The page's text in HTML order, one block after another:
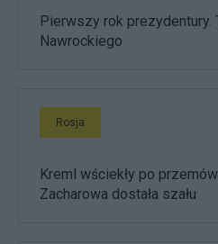
Pierwszy rok prezydentury.
Nawrockiego
Rosja
Kreml wściekły po
Zacharowa dostała szału